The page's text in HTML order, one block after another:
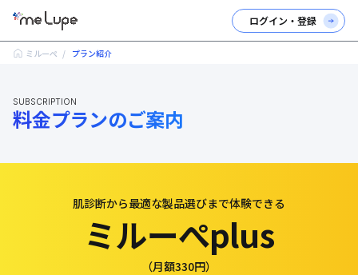
ログイン・登録
ミルーぺ プラン紹介
SUBSCRIPTION
料金プランのご案内
肌診断から最適な製品選びまで体験できる
ミルーぺplus
（月額330円）